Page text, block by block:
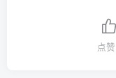
点赞